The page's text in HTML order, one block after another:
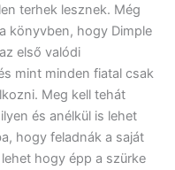
terhek lesznek. Még
könyvben, hogy Dimple
első valódi
mint minden fiatal csak
Meg kell tehát
és anélkül is lehet
hogy feladnák a saját
hogy épp a szürke